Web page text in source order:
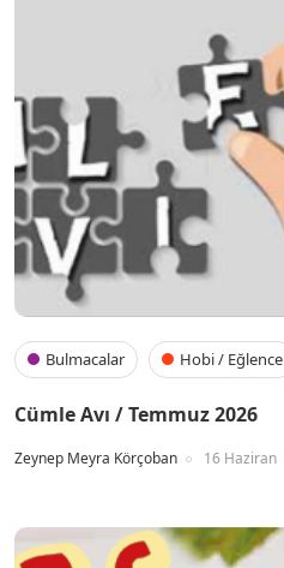
Bulmacalar Hobi / Eğlence
Cümle Avı / Temmuz 2026
Zeynep Meyra Körçoban 16 Haziran